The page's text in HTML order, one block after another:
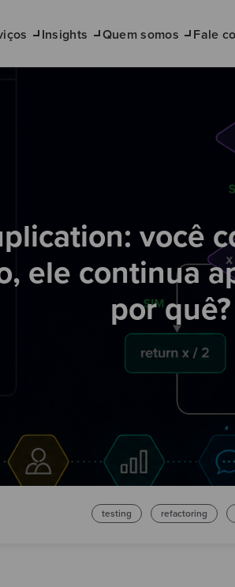
Insights Quem somos Fale
você
ele continua
por quê?
testing refactoring